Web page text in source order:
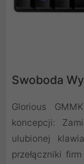
Swoboda
Glorious
koncepcji:
ulubionej
przełączniki